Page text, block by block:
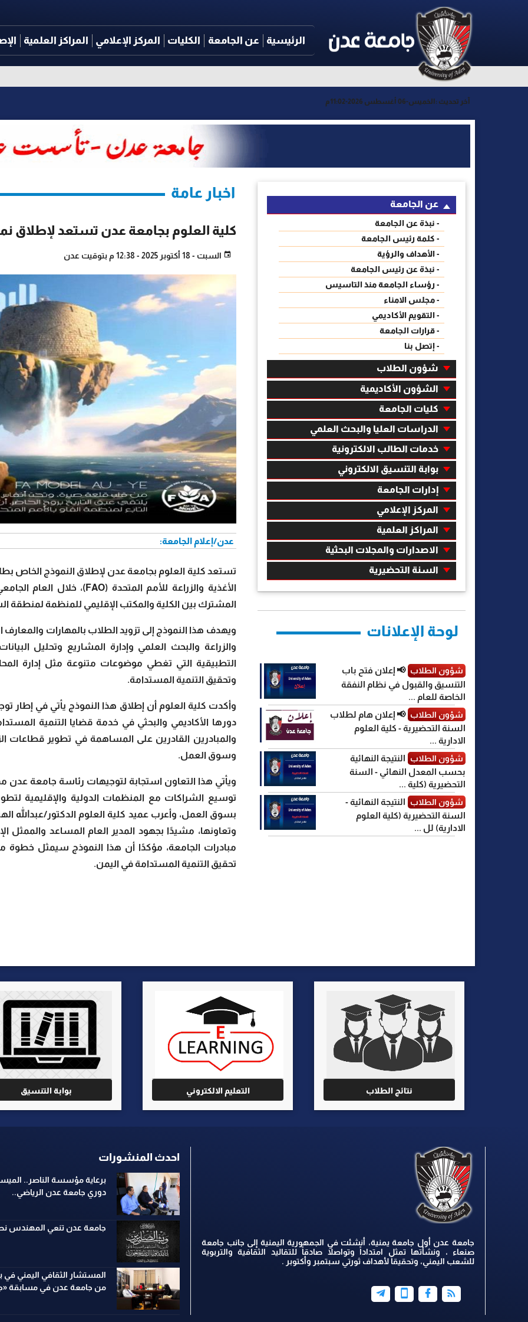
الرئيسية عن الجامعة الكليات المركز الإعلامي المراكز العلمية
آخر تحديث : الخميس-06 أغسطس 2026-11:02م
اخبار عامة
كلية العلوم بجامعة عدن تستعد لإطلاق
السبت - 18 أكتوبر 2025 - 12:38 م بتوقيت عدن
عدن/إعلام الجامعة:
تستعد كلية العلوم بجامعة عدن لإطلاق النموذج الخاص
المشترك بين الكلية والمكتب الإقليمي للمنظمة لمنطقة
ويهدف هذا النموذج إلى تزويد الطلاب بالمهارات
والزراعة والبحث العلمي وإدارة المشاريع وتحليل
التطبيقية التي تغطي موضوعات متنوعة مثل إدارة
وتحقيق التنمية المستدامة.
وأكدت كلية العلوم أن إطلاق هذا النموذج يأتي في إطار
دورها الأكاديمي والبحثي في خدمة قضايا التنمية
والمبادرين القادرين على المساهمة في تطوير قطاعات
وسوق العمل.
ويأتي هذا التعاون استجابة لتوجيهات رئاسة جامعة عدن
توسيع الشراكات مع المنظمات الدولية والإقليمية
بسوق العمل، وأعرب عميد كلية العلوم الدكتور/عبدالله
وتعاونها، مشيدًا بجهود المدير العام المساعد والممثل
مبادرات الجامعة، مؤكدًا أن هذا النموذج سيمثل
تحقيق التنمية المستدامة في اليمن.
عن الجامعة
- نبذة عن الجامعة
- كلمة رئيس الجامعة
- الأهداف والرؤية
- نبذة عن رئيس الجامعة
- رؤساء الجامعة منذ التاسيس
- مجلس الامناء
- التقويم الأكاديمي
- قرارات الجامعة
- إتصل بنا
شؤون الطلاب
الشؤون الأكاديمية
كليات الجامعة
الدراسات العليا والبحث العلمي
خدمات الطالب الالكترونية
بوابة التنسيق الالكتروني
إدارات الجامعة
المركز الإعلامي
المراكز العلمية
الاصدارات والمجلات البحثية
السنة التحضيرية
لوحة الإعلانات
شؤون الطلاب 📢 إعلان فتح باب
التنسيق والقبول في نظام النفقة
الخاصة للعام ...
شؤون الطلاب 📢 إعلان هام لطلاب
السنة التحضيرية - كلية العلوم
الادارية ...
شؤون الطلاب
النتيجة النهائية
بحسب المعدل النهائي - السنة
التحضيرية (كلية ...
شؤون الطلاب
النتيجة النهائية -
السنة التحضيرية (كلية العلوم
الادارية) لل ...
نتائج الطلاب التعليم الالكتروني بوابة التنسيق
جامعة عدن أول جامعة يمنية، أنشئت في الجمهورية اليمنية إلى جانب جامعة
صنعاء ، ونشأتها تمثل امتداداً وتواصلاً صادقاً للتقاليد الثقافية والتربوية
للشعب اليمني، وتحقيقاً لأهداف ثورتي سبتمبر وأكتوبر .
احدث المنشورات
برعاية مؤسسة الناصر..
دوري جامعة عدن الرياضي..
جامعة عدن تنعي المهندس
المستشار الثقافي اليمني
من جامعة عدن في مسابقة